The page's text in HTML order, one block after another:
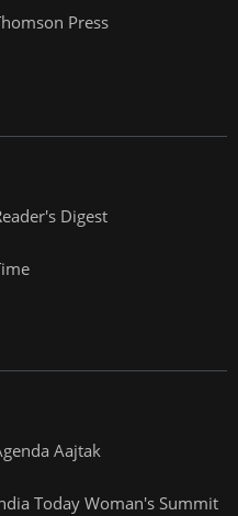
Press
Digest
Aajtak
Today Woman's Summit